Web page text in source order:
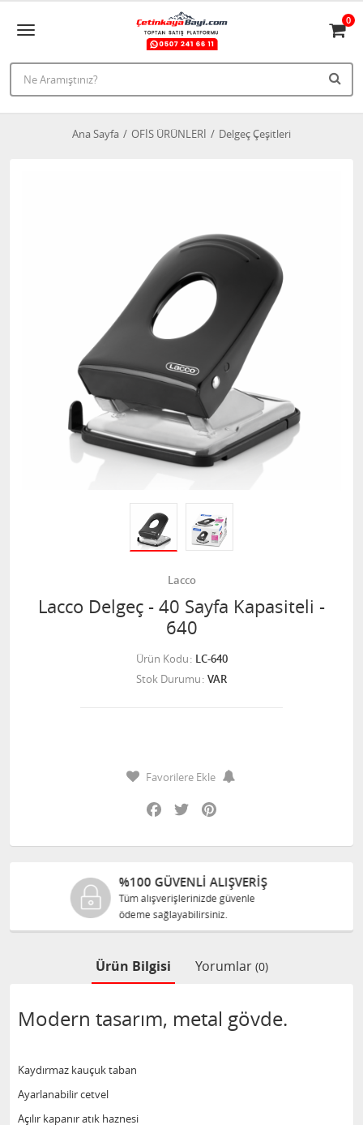
0
Ana Sayfa OFİS ÜRÜNLERİ Delgeç Çeşitleri
Lacco
Lacco Delgeç - 40 Sayfa Kapasiteli -
640
Ürün Kodu LC-640
Stok Durumu VAR
Favorilere Ekle
Facebook
Twitter
%100 ORJINAL
Tüm ürünlerimiz ilgili
Ürün Bilgisi Yorumlar (0)
Modern tasarım, metal gövde.
Kaydırmaz kauçuk taban
Ayarlanabilir cetvel
Açılır kapanır atık haznesi